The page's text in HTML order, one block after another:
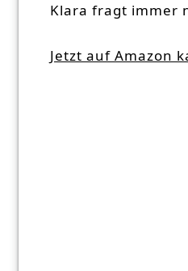
Klara fragt immer
Jetzt auf Amazon